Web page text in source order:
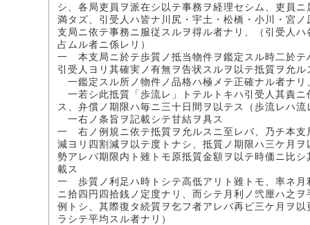
シ、各局吏員ヲ派在シ以テ事務ヲ経理セシム、吏員
満タズ、引受人ハ皆ナ川尻・宇土・松橋・小川・宮
支局ニ依テ事務ニ服従スルヲ得ル者ナリ、（引受人
占ムル者ニ係レリ）
一 本支局ニ於テ歩質ノ抵当物件ヲ鑑定スル時二於テ
引受人ヨリ其確実ノ有無ヲ告状スルヲ以テ抵質ヲ允
一鑑定スル所ノ物件ノ品格ハ極メテ正確ナル者ナ
一若シ此抵質「歩流レ」トテルトキハ引受人其責
ス、弁償ノ期限ハ毎ニ三十日間ヲ以テス（歩流レハ
一右ノ条旨ヲ記載シテ甘結ヲ具ス
一 右ノ例規ニ依テ抵質ヲ允ルスニ至レバ、乃チ本支
減ヨリ四割減ヲ以テ度トナシ、抵質ノ期限ハ三ケ月
勢アレバ期限内ト雖トモ原抵質金額ヲ以テ時価ニ比
載ス
一 歩質ノ利足ハ時トシテ高低アリト雖トモ、率ネ月
ニ拾四円四拾銭ノ定度ナリ、而シテ月利ノ弐厘ハ之
例トシ、其際復タ続質ヲ乞フ者アレバ再ビ三ケ月ヲ
ラシテ平均スル者ナリ）